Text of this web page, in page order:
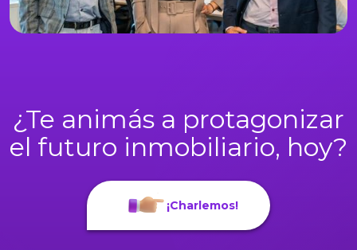
¿Te animás a protagonizar
el futuro inmobiliario, hoy?
¡Charlemos!